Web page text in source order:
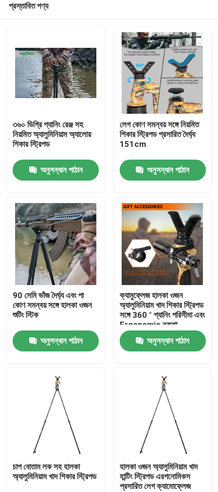
বাড়ি
পণ্য
ভিডিও
VR প্রদর্শন
আমাদের সম্পর্কে
আমাদের সাথে যোগাযোগ করুন
উদ্ধৃতির জন্য আবেদন
প্রস্তাবিত পণ্য
৩৬০ ডিগ্রি প্যানিং রেঞ্জ সহ
নিয়মিত অ্যালুমিনিয়াম অ্যালোয়
শিকার স্ট্রিপড
অনুসন্ধান পাঠান
লেগ কোণ সমন্বয় সঙ্গে নিয়মিত
শিকার স্ট্রিপড প্রসারিত দৈর্ঘ্য
151cm
অনুসন্ধান পাঠান
90 সেমি ভাঁজ দৈর্ঘ্য এবং পা
কোণ সমন্বয় সঙ্গে হালকা ওজন
শুটিং স্টিক
অনুসন্ধান পাঠান
ক্যামুফ্লেজ হালকা ওজন
অ্যালুমিনিয়াম খাদ শিকার স্ট্রিপড
সঙ্গে 360 ° প্যানিং পরিসীমা এবং
Ergonomic নকশা
অনুসন্ধান পাঠান
চাপ বোতাম লক সহ হালকা
অ্যালুমিনিয়াম খাদ শিকার স্ট্রিপড
হালকা ওজন অ্যালুমিনিয়াম খাদ
হান্টিং স্ট্রিপড এরগনোমিকস
প্রসারিত লেগ ক্যামোফ্লেজ